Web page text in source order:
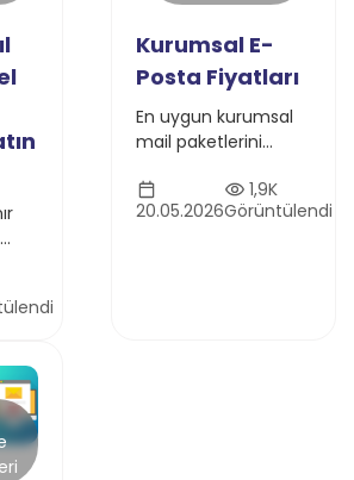
Kurumsal E-
Posta Fiyatları
En uygun kurumsal
mail paketlerini
Microsoft 365 ve
Google Workspace
20.05.2026
1,9K
Görüntülendi